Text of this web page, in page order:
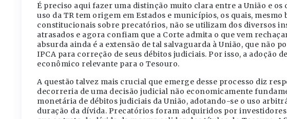
É preciso aqui fazer uma distinção muito clara entre a União e
uso da TR tem origem em Estados e municípios, os quais,
constitucionais sobre precatórios, não se utilizam dos diversos
atrasados e agora confiam que a Corte admita o que vem
absurda ainda é a extensão de tal salvaguarda à União, que não
IPCA para correção de seus débitos judiciais. Por isso, a adoção
econômico relevante para o Tesouro.
A questão talvez mais crucial que emerge desse processo diz
decorreria de uma decisão judicial não economicamente
monetária de débitos judiciais da União, adotando-se o uso
duração da dívida. Precatórios foram adquiridos por